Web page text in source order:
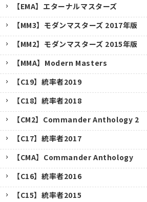
【EMA】エターナルマスターズ
【MM3】モダンマスターズ 2017年版
【MM2】モダンマスターズ 2015年版
【MMA】Modern Masters
【C19】統率者2019
【C18】統率者2018
【CM2】Commander Anthology 2
【C17】統率者2017
【CMA】Commander Anthology
【C16】統率者2016
【C15】統率者2015